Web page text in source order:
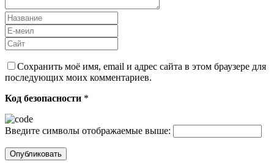
Сохранить моё имя, email и адрес сайта в этом браузере для
последующих моих комментариев.
Код безопасности *
Введите символы отображаемые выше: